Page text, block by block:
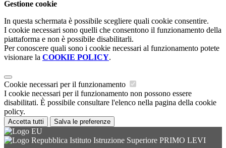
Gestione cookie
In questa schermata è possibile scegliere quali cookie consentire.
I cookie necessari sono quelli che consentono il funzionamento della
piattaforma e non è possibile disabilitarli.
Per conoscere quali sono i cookie necessari al funzionamento potete
visionare la COOKIE POLICY.
Cookie necessari per il funzionamento
I cookie necessari per il funzionamento non possono essere
disabilitati. È possibile consultare l'elenco nella pagina della cookie
policy.
Accetta tutti Salva le preferenze
Istituto Istruzione Superiore PRIMO LEVI